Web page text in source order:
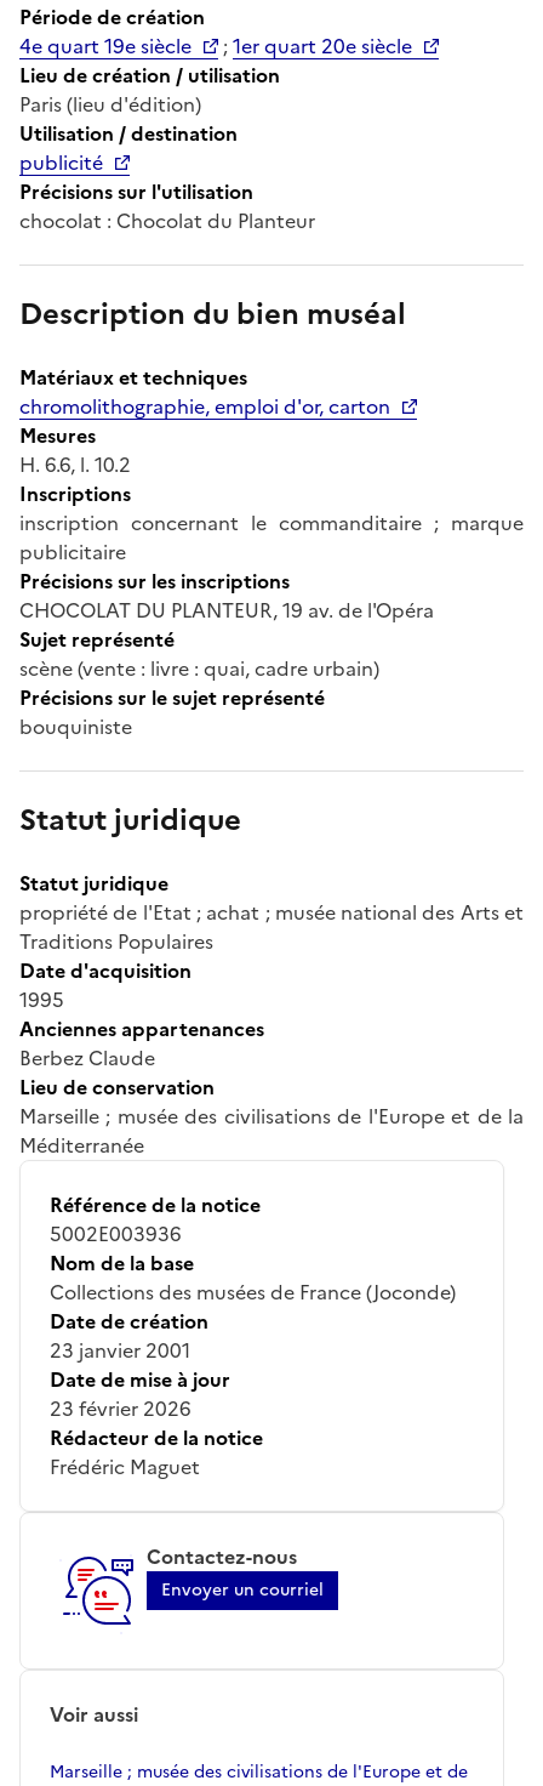
Période de création
4e quart 19e siècle
;1er quart 20e siècle
Lieu de création / utilisation
Paris (lieu d'édition)
Utilisation / destination
publicité
Précisions sur l'utilisation
chocolat : Chocolat du Planteur
Description du bien muséal
Matériaux et techniques
chromolithographie, emploi d'or, carton
Mesures
H. 6.6, l. 10.2
Inscriptions
inscription concernant le commanditaire ; marque
publicitaire
Précisions sur les inscriptions
CHOCOLAT DU PLANTEUR, 19 av. de l'Opéra
Sujet représenté
scène (vente : livre : quai, cadre urbain)
Précisions sur le sujet représenté
bouquiniste
Statut juridique
Statut juridique
propriété de l'Etat ; achat ; musée national des Arts et
Traditions Populaires
Date d'acquisition
1995
Anciennes appartenances
Berbez Claude
Lieu de conservation
Marseille ; musée des civilisations de l'Europe et de la
Méditerranée
Référence de la notice
5002E003936
Nom de la base
Collections des musées de France (Joconde)
Date de création
23 janvier 2001
Date de mise à jour
23 février 2026
Rédacteur de la notice
Frédéric Maguet
Contactez-nous
Envoyer un courriel
Voir aussi
Marseille ; musée des civilisations de l'Europe et de